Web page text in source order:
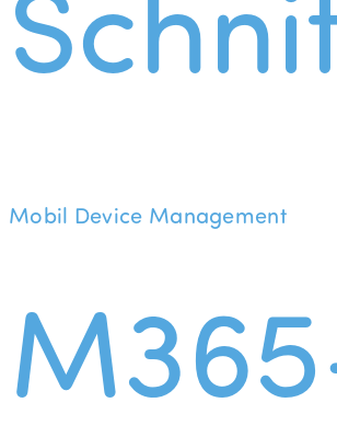
Mobil Device Management